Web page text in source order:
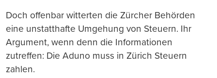
Doch offenbar witterten die Zürcher Behörden
eine unstatthafte Umgehung von Steuern. Ihr
Argument, wenn denn die Informationen
zutreffen: Die Aduno muss in Zürich Steuern
zahlen.